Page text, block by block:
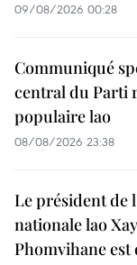
09/08/2026 00:28
Communiqué
central du Parti
populaire lao
08/08/2026 23:38
Le président de
nationale lao
Phomvihane est